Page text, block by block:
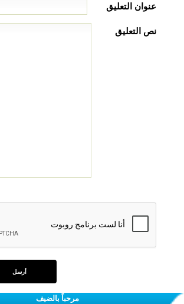
عنوان التعليق
نص التعليق
مرحباً بالضيف